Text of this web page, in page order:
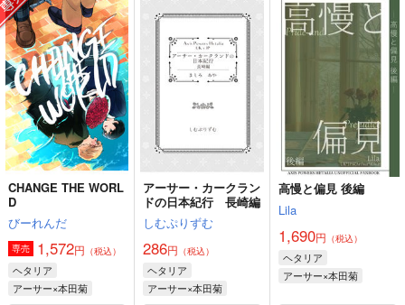
恋に盲目 前編
Lila
1,890 円（税込）
アーサー×本田菊
サンプル
みだれそめにし
よとぼし
660円
アーサー×本田菊
サンプル
シマグニアソート２
1022
1,045円 （税込）
アーサー×本田菊
Cat Got Your Tongue
？
しむぷりずむ ３号棟
715円（税込）
ヘタリア
アーサー×本田菊
サンプル
カート
CHANGE THE WORL
D
びーれんだ
専売 1,572円 （税込）
ヘタリア
アーサー×本田菊
アーサー・カークラン
ドの日本紀行 長崎編
しむぷりずむ
286円 （税込）
ヘタリア
アーサー×本田菊
高慢と偏見 後編
Lila
1,690円 （税込）
ヘタリア
アーサー×本田菊